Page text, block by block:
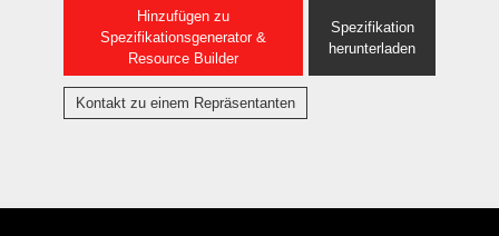
Hinzufügen zu
Spezifikationsgenerator &
Resource Builder
Spezifikation
herunterladen
Kontakt zu einem Repräsentanten